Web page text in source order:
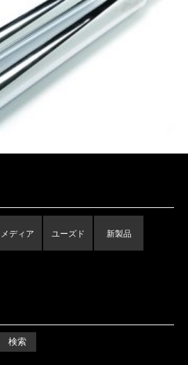
メディア ユーズド 新製品